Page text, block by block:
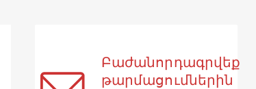
Բաժանորդագրվեք
թարմացումներին